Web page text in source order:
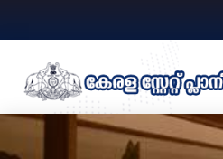
content